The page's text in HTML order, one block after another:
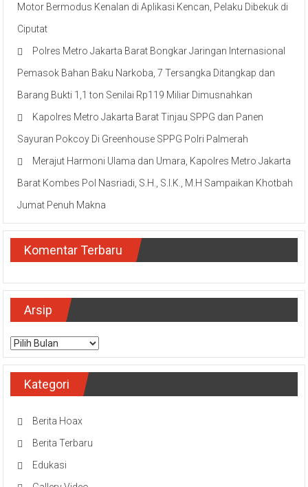
Motor Bermodus Kenalan di Aplikasi Kencan, Pelaku Dibekuk di
Ciputat
Polres Metro Jakarta Barat Bongkar Jaringan Internasional
Pemasok Bahan Baku Narkoba, 7 Tersangka Ditangkap dan
Barang Bukti 1,1 ton Senilai Rp119 Miliar Dimusnahkan
Kapolres Metro Jakarta Barat Tinjau SPPG dan Panen
Sayuran Pokcoy Di Greenhouse SPPG Polri Palmerah
Merajut Harmoni Ulama dan Umara, Kapolres Metro Jakarta
Barat Kombes Pol Nasriadi, S.H., S.I.K., M.H Sampaikan Khotbah
Jumat Penuh Makna
Komentar Terbaru
Arsip
Arsip
Kategori
Berita Hoax
Berita Terbaru
Edukasi